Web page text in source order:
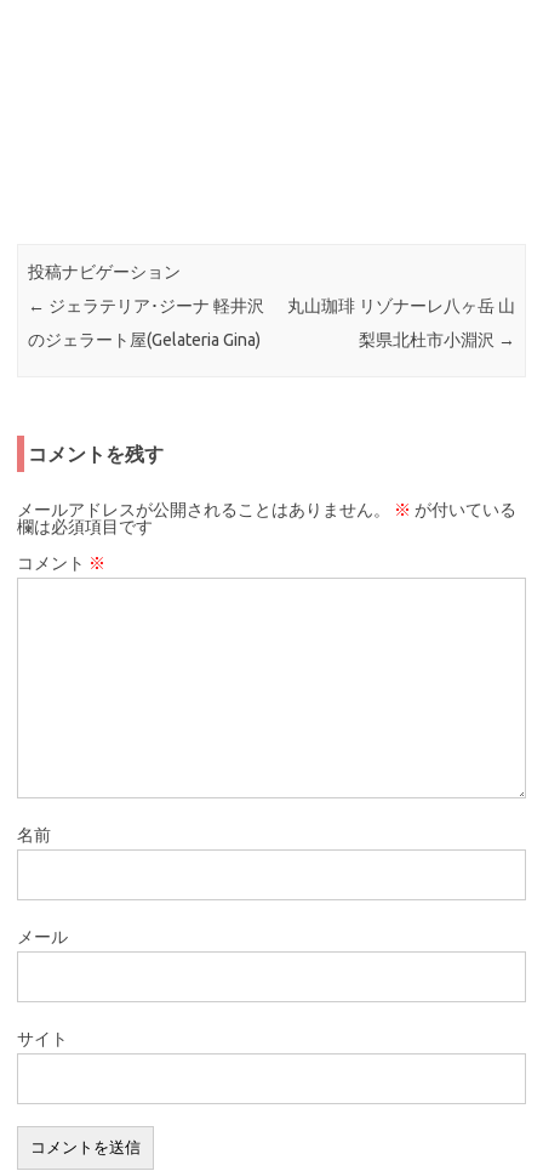
投稿ナビゲーション
← ジェラテリア･ジーナ 軽井沢
のジェラート屋(Gelateria Gina)
丸山珈琲 リゾナーレ八ヶ岳 山
梨県北杜市小淵沢 →
コメントを残す
メールアドレスが公開されることはありません。 ※ が付いている
欄は必須項目です
コメント ※
名前
メール
サイト